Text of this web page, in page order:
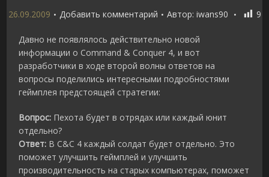
26.09.2009 Добавить комментарий Автор: iwans90 9
Давно не появлялось действительно новой
информации о Command & Conquer 4, и вот
разработчики в ходе второй волны ответов на
вопросы поделились интересными подробностями
геймплея предстоящей стратегии:
Вопрос: Пехота будет в отрядах или каждый юнит
отдельно?
Ответ: В C&C 4 каждый солдат будет отдельно. Это
поможет улучшить геймплей и улучшить
производительность на старых компьютерах, поможет